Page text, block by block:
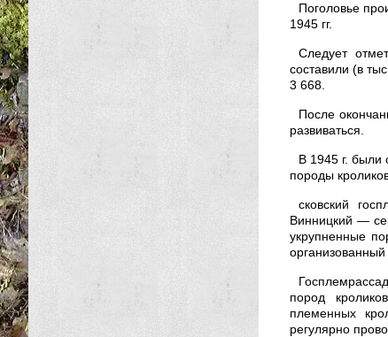
Поголовье
1945 гг.
Следует
составили (в
3 668.
После
развиваться.
В 1945 г. были
породы
сковский
Винницкий —
укрупненные
пород
племенных
регулярно